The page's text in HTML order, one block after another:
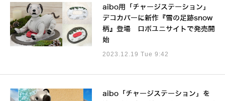
aibo用「チャージステーション」
デコカバーに新作『雪の足跡snow
柄』登場 ロボユニサイトで発売開
始
2023.12.19 Tue 9:42
aibo「チャージステーション」を